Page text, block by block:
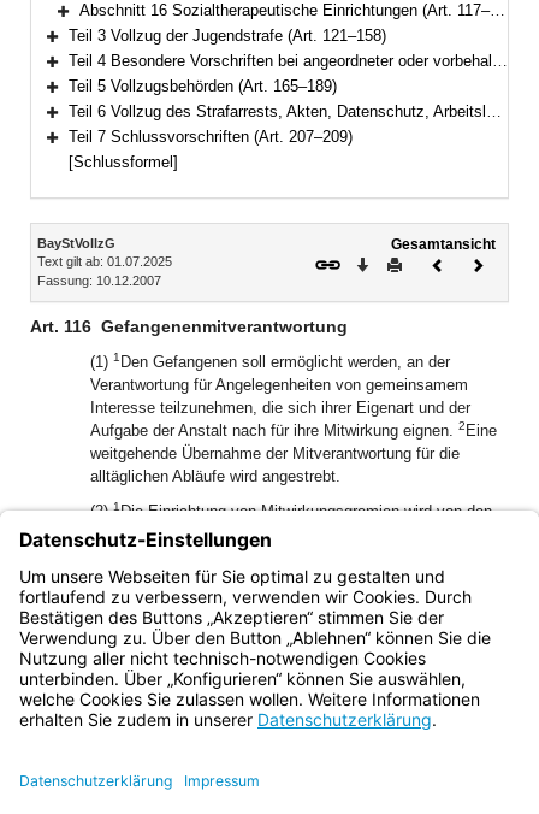
Bereich erweitern
Abschnitt 16 Sozialtherapeutische Einrichtungen (Art. 117–120)
Bereich erweitern
Teil 3 Vollzug der Jugendstrafe (Art. 121–158)
Bereich erweitern
Teil 4 Besondere Vorschriften bei angeordneter oder vorbehaltener Sicherungsverwahrung (Art. 159–164)
Bereich erweitern
Teil 5 Vollzugsbehörden (Art. 165–189)
Bereich erweitern
Teil 6 Vollzug des Strafarrests, Akten, Datenschutz, Arbeitslosenversicherung (Art. 190–206)
Bereich erweitern
Teil 7 Schlussvorschriften (Art. 207–209)
[Schlussformel]
Inhalt
BayStVollzG
Text gilt ab: 01.07.2025
Fassung: 10.12.2007
Gesamtansicht
Download
DruckenVorheriges
Art. 116 Gefangenenmitverantwortung
(1) 1 Den Gefangenen soll ermöglicht werden, an der
Verantwortung für Angelegenheiten von gemeinsamem
Interesse teilzunehmen, die sich ihrer Eigenart und der
Aufgabe der Anstalt nach für ihre Mitwirkung eignen. 2 Eine
weitgehende Übernahme der Mitverantwortung für die
alltäglichen Abläufe wird angestrebt.
(2)1Die Einrichtung von Mitwirkungsgremien wird von den
Anstalten gefördert und begleitet.
insbesondere ermöglicht werden, Vertreter zu wählen, die
die gemeinsamen Interessen an den Anstaltsleiter oder die
Anstaltsleiterin und den Beirat herantragen können.
Bayern.de
BayernPortal
Impressum